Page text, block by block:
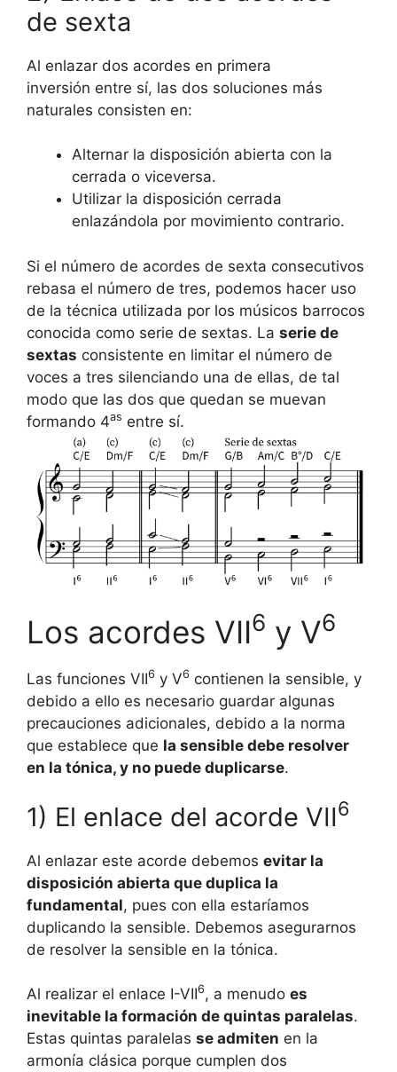
de sexta
Al enlazar dos acordes en primera
inversión entre sí, las dos soluciones más
naturales consisten en:
Alternar la disposición abierta con la
cerrada o viceversa.
Utilizar la disposición cerrada
enlazándola por movimiento contrario.
Si el número de acordes de sexta consecutivos
rebasa el número de tres, podemos hacer uso
de la técnica utilizada por los músicos barrocos
conocida como serie de sextas. La serie de
sextas consistente en limitar el número de
voces a tres silenciando una de ellas, de tal
modo que las dos que quedan se muevan
formando 4as entre sí.
Los acordes VII6 y V6
Las funciones VII6 y V6 contienen la sensible, y
debido a ello es necesario guardar algunas
precauciones adicionales, debido a la norma
que establece que la sensible debe resolver
en la tónica, y no puede duplicarse.
1) El enlace del acorde VII6
Al enlazar este acorde debemos evitar la
disposición abierta que duplica la
fundamental, pues con ella estaríamos
duplicando la sensible. Debemos asegurarnos
de resolver la sensible en la tónica.
Al realizar el enlace I-VII6, a menudo es
inevitable la formación de quintas paralelas.
Estas quintas paralelas se admiten en la
armonía clásica porque cumplen dos